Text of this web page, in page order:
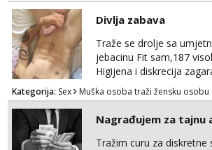
Divlja zabava
Traže se drolje sa
jebacinu Fit sam,187
Higijena i diskrecija
imam na području
Kontakt watsap
Kategorija: Sex Muška osoba traži žensku osobu
Nagrađujem za tajnu
Tražim curu za diskretne